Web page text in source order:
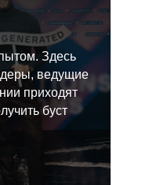
Здесь
ведущие
приходят
буст